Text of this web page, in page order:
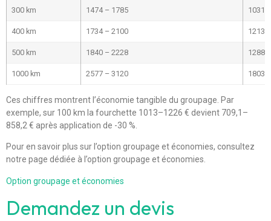
300 km 1474 – 1785
400 km 1734 – 2100
500 km 1840 – 2228
1000 km 2577 – 3120
Ces chiffres montrent l’économie tangible du groupage. Par
exemple, sur 100 km la fourchette 1013–1226 € devient 709,1–
858,2 € après application de -30 %.
Pour en savoir plus sur l’option groupage et économies, consultez
notre page dédiée à l’option groupage et économies.
Option groupage et économies
Demandez un devis